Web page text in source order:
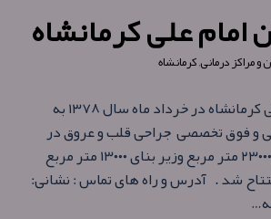
امام علی کرمانشاه
و مراکز درمانی,کرمانشاه
بیمارستان امام علی کرمانشاه در خرداد ماه سال ۱۳۷۸ به
و فوق تخصصی جراحی قلب و عروق در
فضایی به مساحت ۲۳۰۰۰ متر مربع وزیر بنای ۱۳۰۰۰ متر مربع
شد . آدرس و راه های تماس : نشانی: